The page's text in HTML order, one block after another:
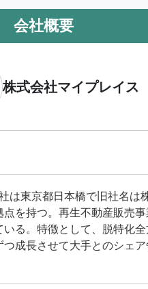
会社概要
株式会社マイプレイス
は東京都日本橋で旧社名は
を持つ。再生不動産販売
る。特徴として、脱特化
つ成長させて大手とのシェ